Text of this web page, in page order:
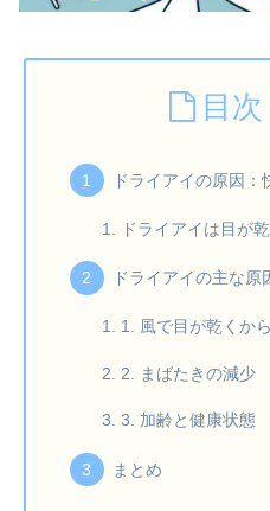
目次
ドライアイの原因
ドライアイは目が
ドライアイの主な原
1. 風で目が乾くから
2. まばたきの減少
3. 加齢と健康状態
まとめ